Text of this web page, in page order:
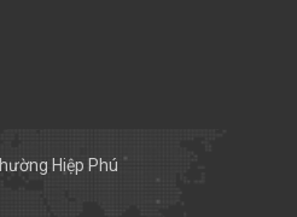
Hiệp Phú